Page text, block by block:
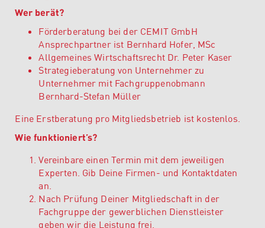
Wer berät?
Förderberatung bei der CEMIT GmbH
Ansprechpartner ist Bernhard Hofer, MSc
Allgemeines Wirtschaftsrecht Dr. Peter Kaser
Strategieberatung von Unternehmer zu
Unternehmer mit Fachgruppenobmann
Bernhard-Stefan Müller
Eine Erstberatung pro Mitgliedsbetrieb ist kostenlos.
Wie funktioniert’s?
Vereinbare einen Termin mit dem jeweiligen
Experten. Gib Deine Firmen- und Kontaktdaten
an.
Nach Prüfung Deiner Mitgliedschaft in der
Fachgruppe der gewerblichen Dienstleister
geben wir die Leistung frei.